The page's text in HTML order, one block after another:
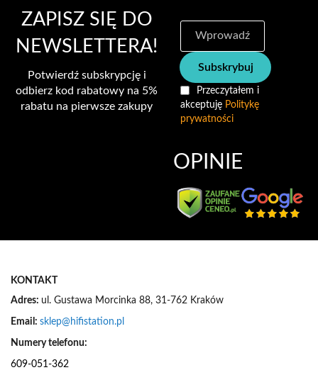
ZAPISZ SIĘ DO
NEWSLETTERA!
Potwierdź subskrypcję i
odbierz kod rabatowy na 5%
rabatu na pierwsze zakupy
b
s
r
b
j
n
s
z
e
e
Subskrybuj
Przeczytałem i
akceptuję Politykę
prywatności
OPINIE
KONTAKT
Adres: ul. Gustawa Morcinka 88, 31-762 Kraków
Email: sklep@hifistation.pl
Numery telefonu:
609-051-362